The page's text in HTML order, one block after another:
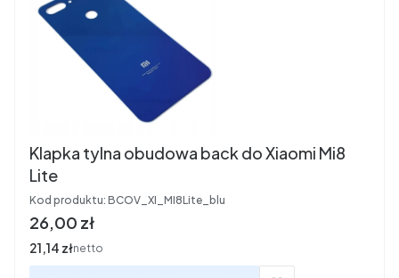
Klapka tylna obudowa back do Xiaomi Mi8
Lite
Kod produktu: BCOV_XI_MI8Lite_blu
Cena
26,00 zł
Cena
21,14 złnetto